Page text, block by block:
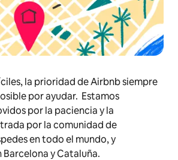
la prioridad de Airbnb siempre
por ayudar. Estamos
por la paciencia y la
por la comunidad de
en todo el mundo, y
y Cataluña.